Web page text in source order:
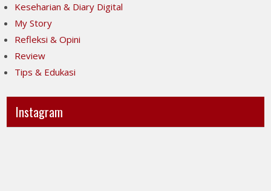
Keseharian & Diary Digital
My Story
Refleksi & Opini
Review
Tips & Edukasi
Instagram